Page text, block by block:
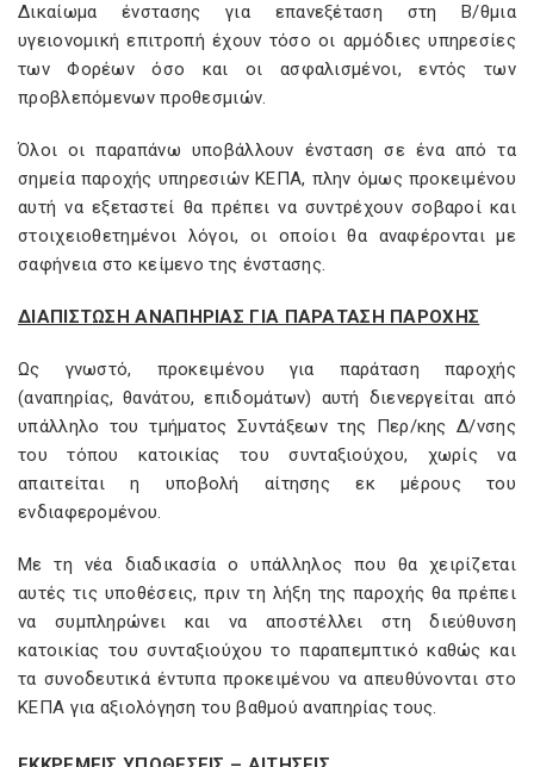
Δικαίωμα ένστασης για επανεξέταση στη Β/θμια
υγειονομική επιτροπή έχουν τόσο οι αρμόδιες υπηρεσίες
των Φορέων όσο και οι ασφαλισμένοι, εντός των
προβλεπόμενων προθεσμιών.
Όλοι οι παραπάνω υποβάλλουν ένσταση σε ένα από τα
σημεία παροχής υπηρεσιών ΚΕΠΑ, πλην όμως προκειμένου
αυτή να εξεταστεί θα πρέπει να συντρέχουν σοβαροί και
στοιχειοθετημένοι λόγοι, οι οποίοι θα αναφέρονται με
σαφήνεια στο κείμενο της ένστασης.
ΔΙΑΠΙΣΤΩΣΗ ΑΝΑΠΗΡΙΑΣ ΓΙΑ ΠΑΡΑΤΑΣΗ ΠΑΡΟΧΗΣ
Ως γνωστό, προκειμένου για παράταση παροχής
(αναπηρίας, θανάτου, επιδομάτων) αυτή διενεργείται από
υπάλληλο του τμήματος Συντάξεων της Περ/κης Δ/νσης
του τόπου κατοικίας του συνταξιούχου, χωρίς να
απαιτείται η υποβολή αίτησης εκ μέρους του
ενδιαφερομένου.
Με τη νέα διαδικασία ο υπάλληλος που θα χειρίζεται
αυτές τις υποθέσεις, πριν τη λήξη της παροχής θα πρέπει
να συμπληρώνει και να αποστέλλει στη διεύθυνση
κατοικίας του συνταξιούχου το παραπεμπτικό καθώς και
τα συνοδευτικά έντυπα προκειμένου να απευθύνονται στο
ΚΕΠΑ για αξιολόγηση του βαθμού αναπηρίας τους.